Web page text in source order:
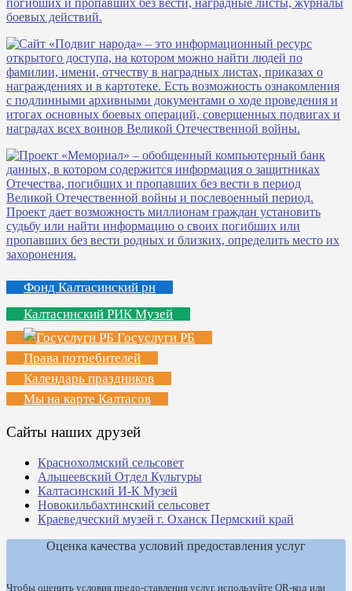
Фонд Калтасинский рн
Калтасинский РИК Музей
Госуслуги РБ
Права потребителей
Календарь праздников
Мы на карте Калтасов
Сайты наших друзей
Краснохолмский сельсовет
Альшеевский Отдел Культуры
Калтасинский И-К Музей
Новокильбахтинский сельсовет
Краеведческий музей г. Оханск Пермский край
Оценка качества условий предоставления услуг
Чтобы оценить условия предо-ставления услуг, используйте QR-код или